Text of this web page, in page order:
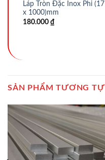
Láp Tròn Đặc Inox Phi (17
x 1000)mm
180.000 ₫
SẢN PHẨM TƯƠNG TỰ